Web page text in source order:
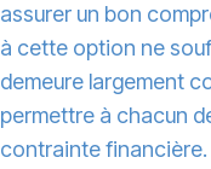
assurer un bon
à cette option ne
demeure largement
permettre à chacun
contrainte financière.